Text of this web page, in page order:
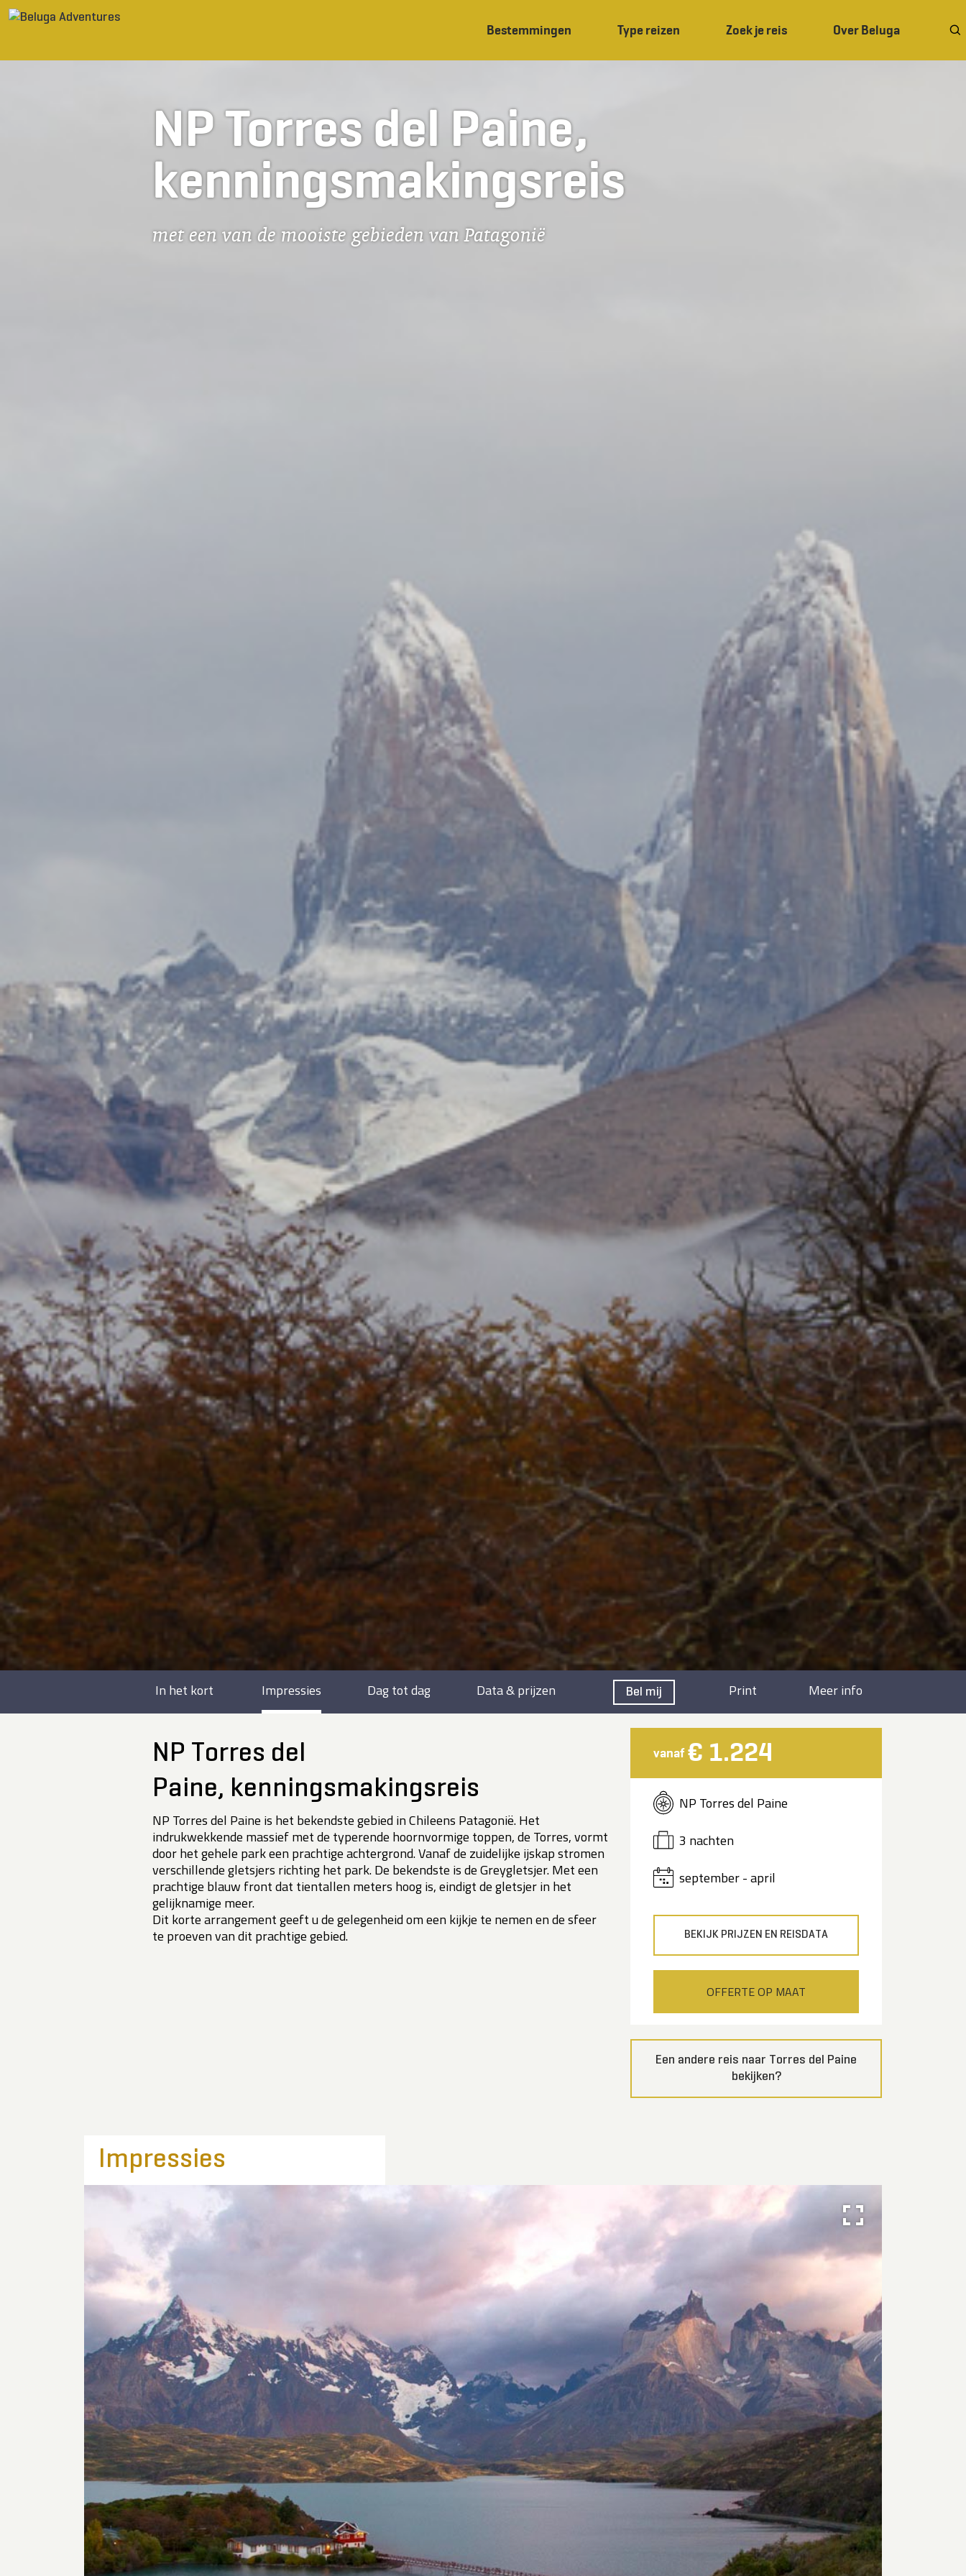
Ga naar inhoud
Bestemmingen Type reizen Zoek je reis Over Beluga
NP Torres del Paine,
kenningsmakingsreis
met een van de mooiste gebieden van Patagonië
In het kort Impressies Dag tot dag Data & prijzen Bel mij Print Meer info
NP Torres del
Paine, kenningsmakingsreis
NP Torres del Paine is het bekendste gebied in Chileens Patagonië. Het
indrukwekkende massief met de typerende hoornvormige toppen, de Torres, vormt
door het gehele park een prachtige achtergrond. Vanaf de zuidelijke ijskap stromen
verschillende gletsjers richting het park. De bekendste is de Greygletsjer. Met een
prachtige blauw front dat tientallen meters hoog is, eindigt de gletsjer in het
gelijknamige meer.
Dit korte arrangement geeft u de gelegenheid om een kijkje te nemen en de sfeer
te proeven van dit prachtige gebied.
vanaf € 1.224
NP Torres del Paine
3 nachten
september - april
BEKIJK PRIJZEN EN REISDATA
OFFERTE OP MAAT
Een andere reis naar Torres del Paine
bekijken?
Impressies